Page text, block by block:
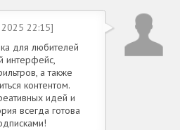
2025 22:15]
для любителей
интерфейс,
а также
контентом.
идей и
всегда готова